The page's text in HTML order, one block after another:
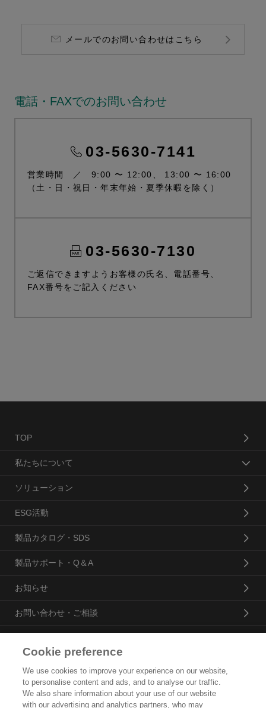
メールでのお問い合わせはこちら
電話・FAXでのお問い合わせ
03-5630-7141
営業時間 ／ 9:00 〜 12:00、 13:00 〜 16:00
（土・日・祝日・年末年始・夏季休暇を除く）
03-5630-7130
ご返信できますようお客様の氏名、電話番号、
FAX番号をご記入ください
TOP
私たちについて
ソリューション
ESG活動
製品カタログ・SDS
製品サポート・Q＆A
お知らせ
お問い合わせ・ご相談
トップ
Cookie preference
We use cookies to improve your experience on our website,
to personalise content and ads, and to analyse our traffic.
We also share information about your use of our website
with our advertising and analytics partners, who may